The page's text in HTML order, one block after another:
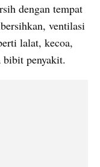
dengan tempat
ventilasi
lalat, kecoa,
bibit penyakit.